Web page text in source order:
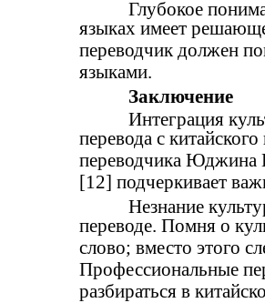
Глубокое
языках имеет
переводчик должен
языками.
Заключение
Интеграция
перевода с
переводчика Юджина
[12] подчеркивает
Незнание
переводе. Помня о
слово; вместо этого
Профессиональные
разбираться в